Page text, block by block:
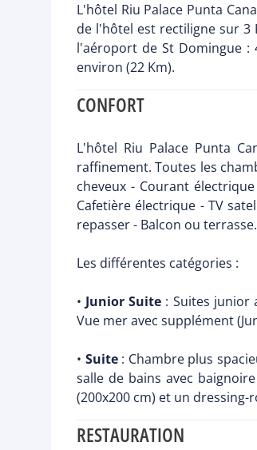
L'hôtel Riu Palace Punta
de l'hôtel est rectiligne sur 3
l'aéroport de St Domingue :
environ (22 Km).
CONFORT
L'hôtel Riu Palace Punta
raffinement. Toutes les
cheveux - Courant
Cafetière électrique - TV
repasser - Balcon ou
Les différentes catégories :
• Junior Suite : Suites junior
Vue mer avec supplément
• Suite: Chambre plus
salle de bains avec
(200x200 cm) et un dressing-
RESTAURATION